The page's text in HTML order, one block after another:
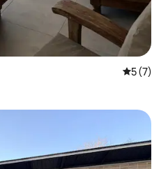
レビュー
5 (7)